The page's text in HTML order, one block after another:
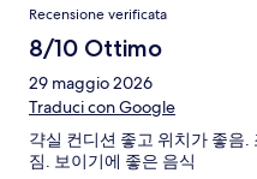
Recensione verificata
8/10 Ottimo
29 maggio 2026
Traduci con Google
갹실 컨디션 좋고 위치가 좋음
짐. 보이기에 좋은 음식